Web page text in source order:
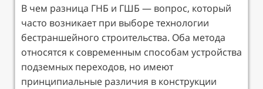
В чем разница ГНБ и ГШБ — вопрос, который
часто возникает при выборе технологии
бестраншейного строительства. Оба метода
относятся к современным способам устройства
подземных переходов, но имеют
принципиальные различия в конструкции